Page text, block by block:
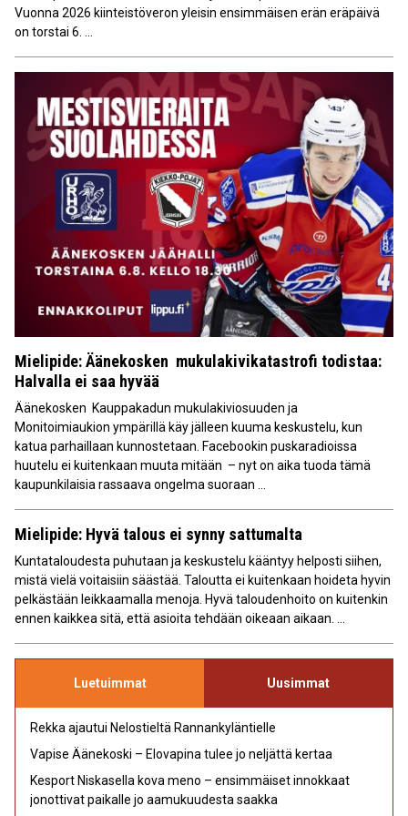
Vuonna 2026 kiinteistöveron yleisin ensimmäisen erän eräpäivä
on torstai 6. ...
Mielipide: Äänekosken mukulakivikatastrofi todistaa:
Halvalla ei saa hyvää
Äänekosken Kauppakadun mukulakiviosuuden ja
Monitoimiaukion ympärillä käy jälleen kuuma keskustelu, kun
katua parhaillaan kunnostetaan. Facebookin puskaradioissa
huutelu ei kuitenkaan muuta mitään – nyt on aika tuoda tämä
kaupunkilaisia rassaava ongelma suoraan ...
Mielipide: Hyvä talous ei synny sattumalta
Kuntataloudesta puhutaan ja keskustelu kääntyy helposti siihen,
mistä vielä voitaisiin säästää. Taloutta ei kuitenkaan hoideta hyvin
pelkästään leikkaamalla menoja. Hyvä taloudenhoito on kuitenkin
ennen kaikkea sitä, että asioita tehdään oikeaan aikaan. ...
Luetuimmat Uusimmat
Rekka ajautui Nelostieltä Rannankyläntielle
Vapise Äänekoski – Elovapina tulee jo neljättä kertaa
Kesport Niskasella kova meno – ensimmäiset innokkaat
jonottivat paikalle jo aamukuudesta saakka